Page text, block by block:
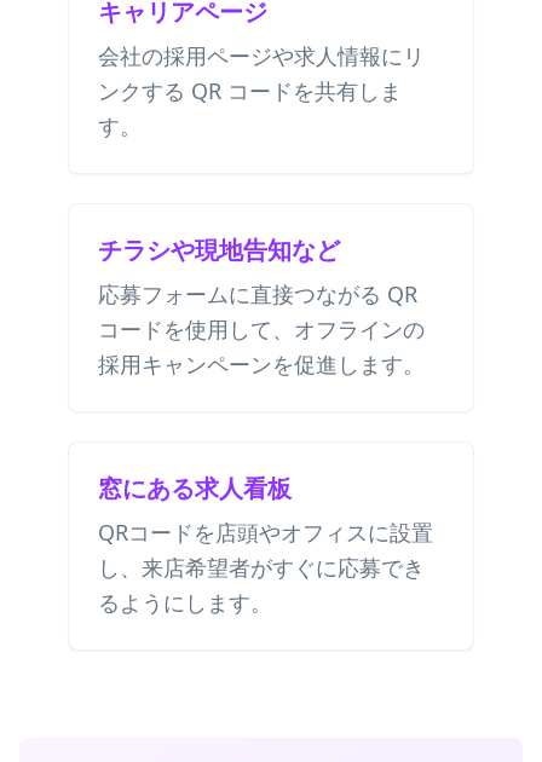
キャリアページ
会社の採用ページや求人情報にリ
ンクする QR コードを共有しま
す。
チラシや現地告知など
応募フォームに直接つながる QR
コードを使用して、オフラインの
採用キャンペーンを促進します。
窓にある求人看板
QRコードを店頭やオフィスに設置
し、来店希望者がすぐに応募でき
るようにします。